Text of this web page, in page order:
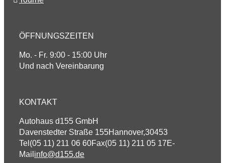
ÖFFNUNGSZEITEN
Mo. - Fr. 9:00 - 15:00 Uhr
Und nach Vereinbarung
KONTAKT
Autohaus d155 GmbH
Davenstedter Straße 155Hannover,30453
Tel (05 11) 211 06 60Fax(05 11) 211 05 17E-
Mail info@d155.de